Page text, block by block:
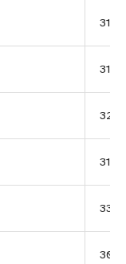
3183
3184
3185
3313
3055